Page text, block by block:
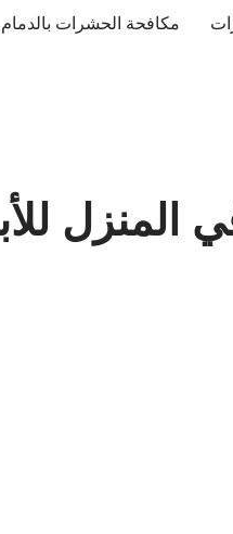
مكافحة الحشرات بالدمام